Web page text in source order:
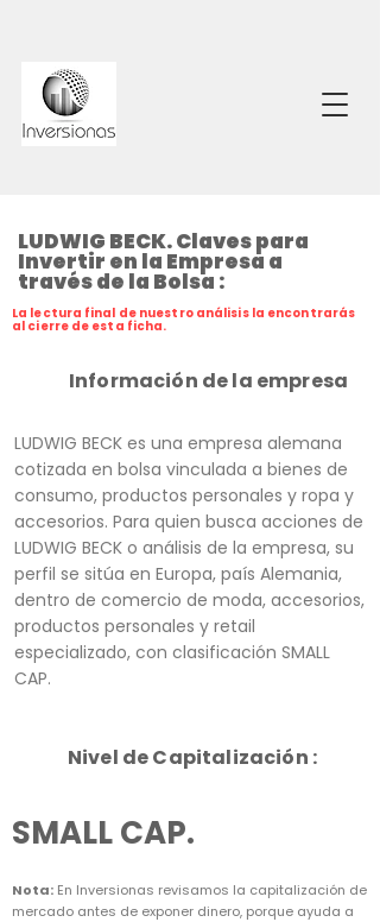
LUDWIG BECK. Claves para
Invertir en la Empresa a
través de la Bolsa :
La lectura final de nuestro análisis la encontrarás
al cierre de esta ficha.
Información de la empresa
LUDWIG BECK es una empresa alemana
cotizada en bolsa vinculada a bienes de
consumo, productos personales y ropa y
accesorios. Para quien busca acciones de
LUDWIG BECK o análisis de la empresa, su
perfil se sitúa en Europa, país Alemania,
dentro de comercio de moda, accesorios,
productos personales y retail
especializado, con clasificación SMALL
CAP.
Nivel de Capitalización :
SMALL CAP.
Nota: En Inversionas revisamos la capitalización de
mercado antes de exponer dinero, porque ayuda a